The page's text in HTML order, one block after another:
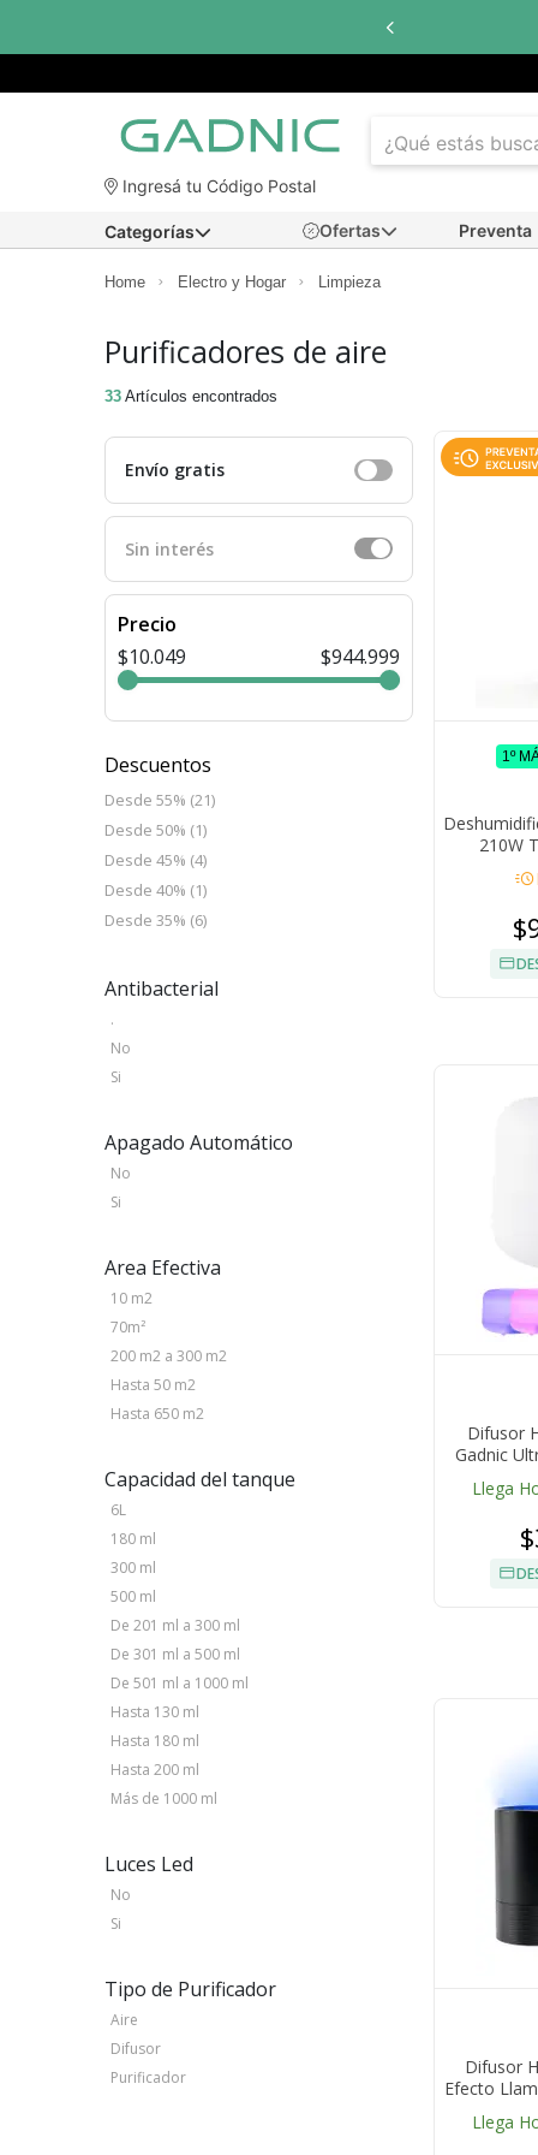
Ingresá tu Código Postal
Ofertas Preventa
Categorías
Home Electro y Hogar Limpieza
Purificadores de aire
33 Artículos encontrados
Envío gratis
Sin interés
Precio
$10.049
$944.999
Descuentos
Desde 55% (21)
Desde 50% (1)
Desde 45% (4)
Desde 40% (1)
Desde 35% (6)
Antibacterial
.
No
Si
Apagado Automático
No
Si
Area Efectiva
10 m2
70m²
200 m2 a 300 m2
Hasta 50 m2
Hasta 650 m2
Capacidad del tanque
6L
180 ml
300 ml
500 ml
De 201 ml a 300 ml
De 301 ml a 500 ml
De 501 ml a 1000 ml
Hasta 130 ml
Hasta 180 ml
Hasta 200 ml
Más de 1000 ml
Luces Led
No
Si
Tipo de Purificador
Aire
Difusor
Purificador
1º
210W
acute
Difusor
Gadnic
Llega
Difusor
Efecto
Aceites
Llega